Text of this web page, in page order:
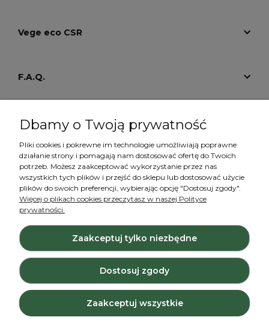
Vege eco CSR
F.A.Q.
Tutoriale
Konto
Projekt i wykonanie:Ecommercy.pl
Pokaż pełną wersję strony
Sklep internetowy Shoper.pl
Dbamy o Twoją prywatność
Pliki cookies i pokrewne im technologie umożliwiają poprawne
działanie strony i pomagają nam dostosować ofertę do Twoich
potrzeb. Możesz zaakceptować wykorzystanie przez nas
wszystkich tych plików i przejść do sklepu lub dostosować użycie
plików do swoich preferencji, wybierając opcję "Dostosuj zgody".
Więcej o plikach cookies przeczytasz w naszej Polityce
prywatności.
Zaakceptuj tylko niezbędne
Dostosuj zgody
Zaakceptuj wszystkie